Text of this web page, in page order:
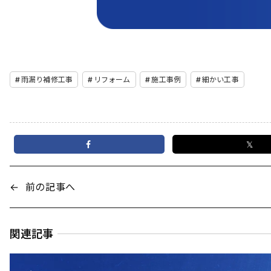
雨漏り補修工事 リフォーム 施工事例 細かい工事
𝕏
← 前の記事へ
関連記事